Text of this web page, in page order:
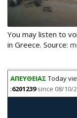
You may listen to
in Greece. Source:
ΑΠΕΥΘΕΙΑΣ Today
:6201239since 08/10/